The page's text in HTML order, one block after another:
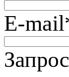
E-mail